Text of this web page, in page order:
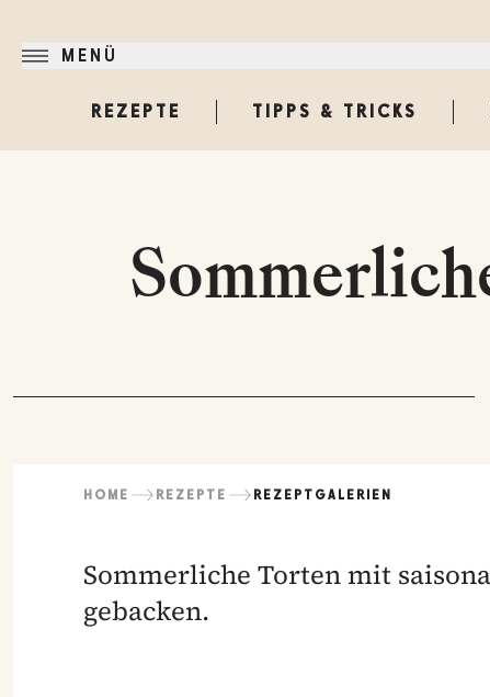
MENÜ
REZEPTE TIPPS & TRICKS
HOME REZEPTE REZEPTGALERIEN
Sommerliche Torten mit
gebacken.